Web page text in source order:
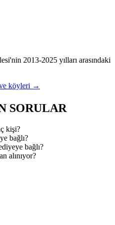
2013-2025 yılları arasındaki
köyleri →
SORULAR
kişi?
bağlı?
bağlı?
alınıyor?